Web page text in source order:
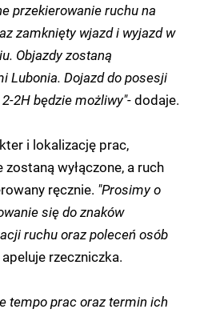
przekierowanie ruchu na
zamknięty wjazd i wyjazd w
Objazdy zostaną
Lubonia. Dojazd do posesji
2H będzie możliwy"- dodaje.
i lokalizację prac,
wyłączone, a ruch
ręcznie. "Prosimy o
się do znaków
ruchu oraz poleceń osób
apeluje rzeczniczka.
tempo prac oraz termin ich